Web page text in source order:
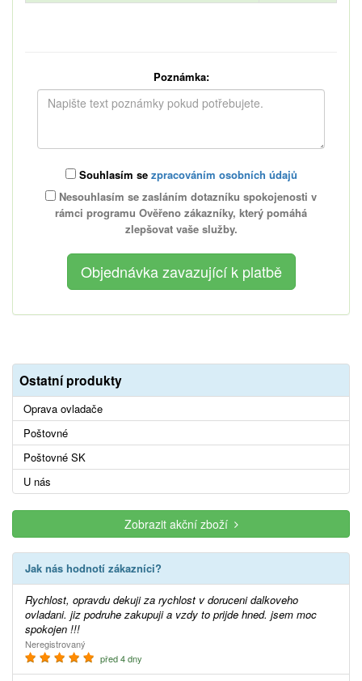
Poznámka:
Souhlasím se zpracováním osobních údajů
Nesouhlasím se zasláním dotazníku spokojenosti v
rámci programu Ověřeno zákazníky, který pomáhá
zlepšovat vaše služby.
Ostatní produkty
Oprava ovladače
Poštovné
Poštovné SK
U nás
Zobrazit akční zboží
Jak nás hodnotí zákazníci?
Rychlost, opravdu dekuji za rychlost v doruceni dalkoveho
ovladani. jiz podruhe zakupuji a vzdy to prijde hned. jsem moc
spokojen !!!
Neregistrovaný
před 4 dny